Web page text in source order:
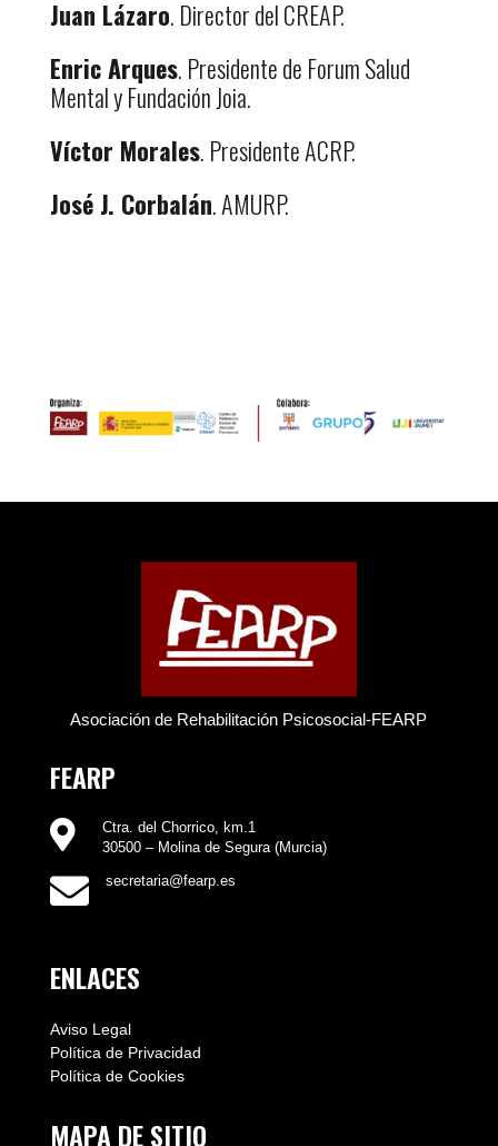
Juan Lázaro. Director del CREAP.
Enric Arques. Presidente de Forum Salud
Mental y Fundación Joia.
Víctor Morales. Presidente ACRP.
José J. Corbalán. AMURP.
Asociación de Rehabilitación Psicosocial-FEARP
FEARP

Ctra. del Chorrico, km.1
30500 – Molina de Segura (Murcia)
 secretaria@fearp.es
ENLACES
Aviso Legal
Política de Privacidad
Política de Cookies
MAPA DE SITIO